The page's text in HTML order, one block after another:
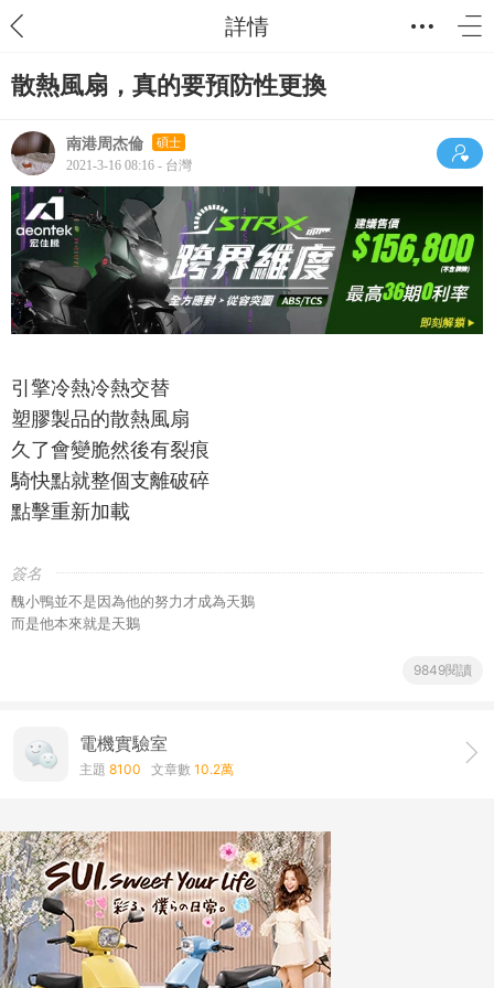
詳情
散熱風扇，真的要預防性更換
南港周杰倫 碩士
2021-3-16 08:16 - 台灣
引擎冷熱冷熱交替
塑膠製品的散熱風扇
久了會變脆然後有裂痕
騎快點就整個支離破碎
點擊重新加載
簽名
醜小鴨並不是因為他的努力才成為天鵝
而是他本來就是天鵝
9849閱讀
電機實驗室
主題 8100 文章數 10.2萬